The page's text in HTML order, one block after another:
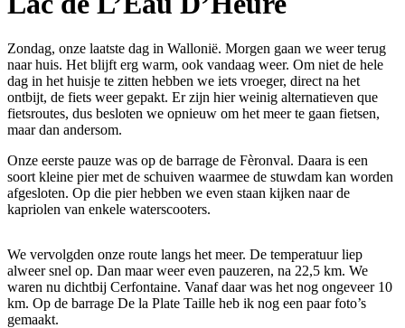
Zondag, onze laatste dag in Wallonië. Morgen gaan we weer terug
naar huis. Het blijft erg warm, ook vandaag weer. Om niet de hele
dag in het huisje te zitten hebben we iets vroeger, direct na het
ontbijt, de fiets weer gepakt. Er zijn hier weinig alternatieven que
fietsroutes, dus besloten we opnieuw om het meer te gaan fietsen,
maar dan andersom.
Onze eerste pauze was op de barrage de Fèronval. Daara is een
soort kleine pier met de schuiven waarmee de stuwdam kan worden
afgesloten. Op die pier hebben we even staan kijken naar de
kapriolen van enkele waterscooters.
We vervolgden onze route langs het meer. De temperatuur liep
alweer snel op. Dan maar weer even pauzeren, na 22,5 km. We
waren nu dichtbij Cerfontaine. Vanaf daar was het nog ongeveer 10
km. Op de barrage De la Plate Taille heb ik nog een paar foto’s
gemaakt.